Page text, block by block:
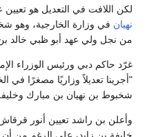
لكن اللافت في التعديل هو تعيين
نهيان في وزارة الخارجية، وهو
من نجل ولي عهد أبو ظبي خالد
غرّد حاكم دبي ورئيس الوزراء
"أجرينا تعديلاً وزاريًا مصغرًا في
شخبوط بن نهيان بن مبارك
وأعلن بن راشد تعيين أنور